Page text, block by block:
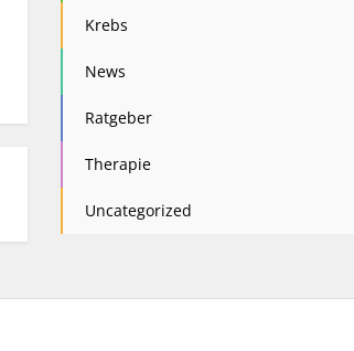
Krebs
News
Ratgeber
Therapie
Uncategorized